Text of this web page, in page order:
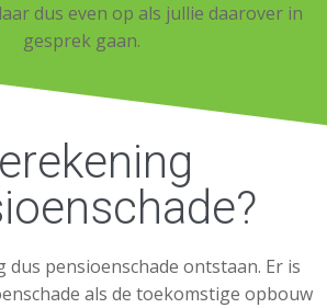
dus even op als jullie daarover in
gesprek gaan.
dus pensioenschade ontstaan. Er is
als de toekomstige opbouw